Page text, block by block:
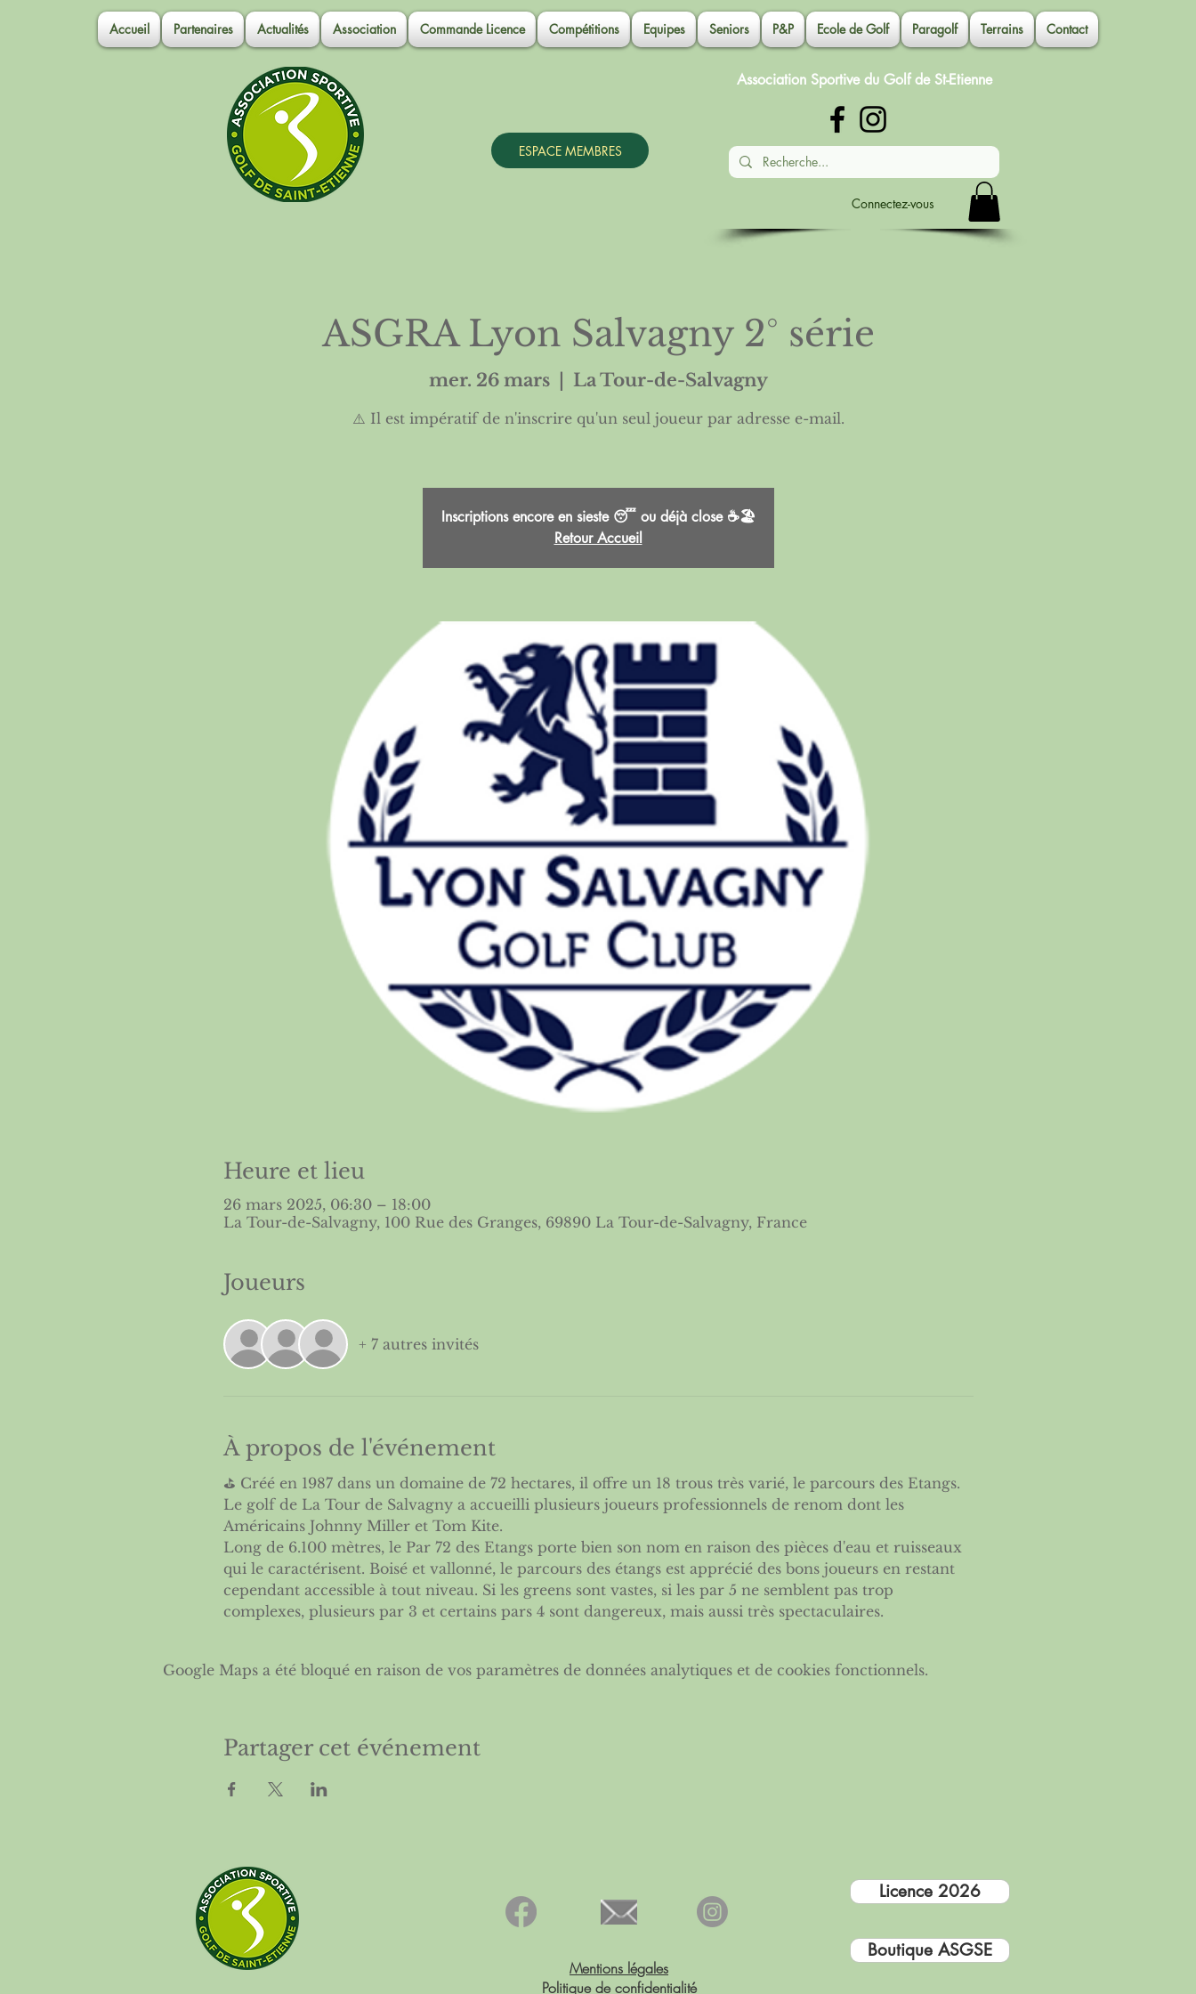
Accueil Partenaires Actualités Association Commande Licence Compétitions Equipes Seniors P&P Ecole de Golf Paragolf Terrains Contact
ESPACE MEMBRES
Association Sportive du Golf de St-Etienne
Connectez-vous
ASGRA Lyon Salvagny 2° série
mer. 26 mars
  |
La Tour-de-Salvagny
⚠️ Il est impératif de n'inscrire qu'un seul joueur par adresse e-mail.
Inscriptions encore en sieste 😴 ou déjà close ☕🏖️
Retour Accueil
Heure et lieu
26 mars 2025, 06:30 – 18:00
La Tour-de-Salvagny, 100 Rue des Granges, 69890 La Tour-de-Salvagny, France
Joueurs
+ 7 autres invités
À propos de l'événement
⛳️ Créé en 1987 dans un domaine de 72 hectares, il offre un 18 trous très varié, le parcours des Etangs.
Le golf de La Tour de Salvagny a accueilli plusieurs joueurs professionnels de renom dont les
Américains Johnny Miller et Tom Kite.
Long de 6.100 mètres, le Par 72 des Etangs porte bien son nom en raison des pièces d'eau et ruisseaux
qui le caractérisent. Boisé et vallonné, le parcours des étangs est apprécié des bons joueurs en restant
cependant accessible à tout niveau. Si les greens sont vastes, si les par 5 ne semblent pas trop
complexes, plusieurs par 3 et certains pars 4 sont dangereux, mais aussi très spectaculaires.
Google Maps a été bloqué en raison de vos paramètres de données analytiques et de cookies fonctionnels.
Partager cet événement
Mentions légales
Politique de confidentialité
Licence 2026
Boutique ASGSE